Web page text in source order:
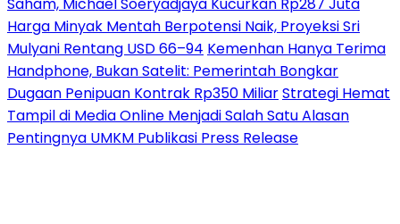
Harga Minyak Mentah Berpotensi Naik, Proyeksi Sri
Mulyani Rentang USD 66–94 Kemenhan Hanya Terima
Handphone, Bukan Satelit: Pemerintah Bongkar
Dugaan Penipuan Kontrak Rp350 MiliarStrategi Hemat
Tampil di Media Online Menjadi Salah Satu Alasan
Pentingnya UMKM Publikasi Press Release